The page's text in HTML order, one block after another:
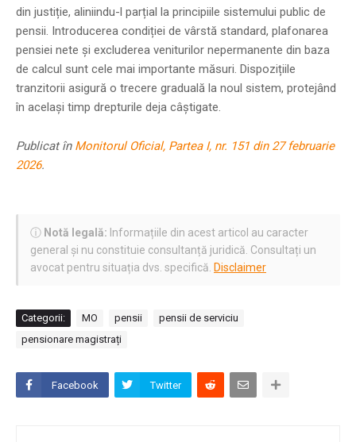
din justiție, aliniindu-l parțial la principiile sistemului public de
pensii. Introducerea condiției de vârstă standard, plafonarea
pensiei nete și excluderea veniturilor nepermanente din baza
de calcul sunt cele mai importante măsuri. Dispozițiile
tranzitorii asigură o trecere graduală la noul sistem, protejând
în același timp drepturile deja câștigate.
Publicat în Monitorul Oficial, Partea I, nr. 151 din 27 februarie
2026.
ⓘ Notă legală: Informațiile din acest articol au caracter
general și nu constituie consultanță juridică. Consultați un
avocat pentru situația dvs. specifică. Disclaimer
Categorii: MO pensii
pensii de serviciu
pensionare magistrați
Facebook Twitter